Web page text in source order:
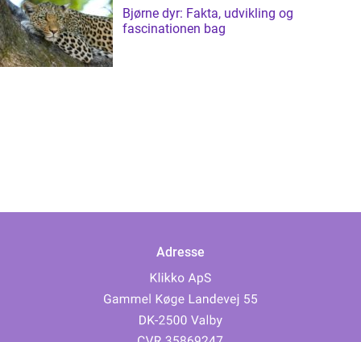
Bjørne dyr: Fakta, udvikling og
fascinationen bag
Adresse